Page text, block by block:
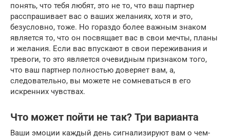
понять, что тебя любят, это не то, что ваш партнер
расспрашивает вас о ваших желаниях, хотя и это,
безусловно, тоже. Но гораздо более важным знаком
является то, что он посвящает вас в свои мечты, планы
и желания. Если вас впускают в свои переживания и
тревоги, то это является очевидным признаком того,
что ваш партнер полностью доверяет вам, а,
следовательно, вы можете не сомневаться в его
искренних чувствах.
Что может пойти не так? Три варианта
Ваши эмоции каждый день сигнализируют вам о чем-